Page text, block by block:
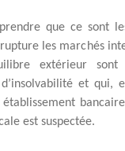
que ce sont
les marchés
extérieur
et
est suspectée.